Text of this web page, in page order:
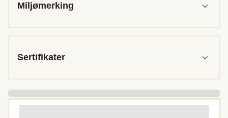
Miljømerking
Sertifikater